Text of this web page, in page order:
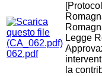
062.pdf
Legge
la